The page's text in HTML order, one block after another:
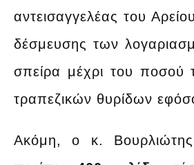
αντεισαγγελέας του
δέσμευσης των
σπείρα μέχρι του ποσού
τραπεζικών θυρίδων
Ακόμη, ο κ. Βουρλιώτης